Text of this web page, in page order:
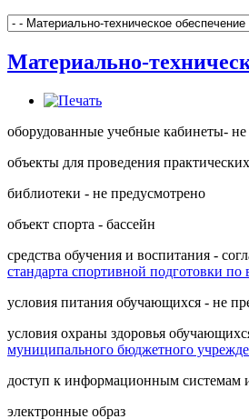
Материально-
оборудованные учебные кабинеты-
объекты для проведения
библиотеки - не предусмотрено
объект спорта - бассейн
средства обучения и воспитания -
стандарта спортивной подготовки
условия питания обучающихся - не
условия охраны здоровья
муниципального бюджетного
доступ к информационным системам
электронные образ